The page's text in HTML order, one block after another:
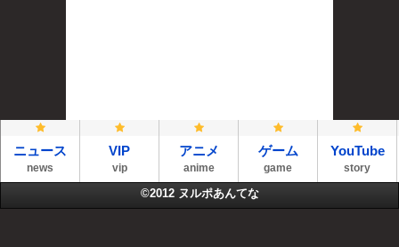
ニュース
news
VIP
vip
アニメ
anime
ゲーム
game
YouTube
story
©2012 ヌルポあんてな